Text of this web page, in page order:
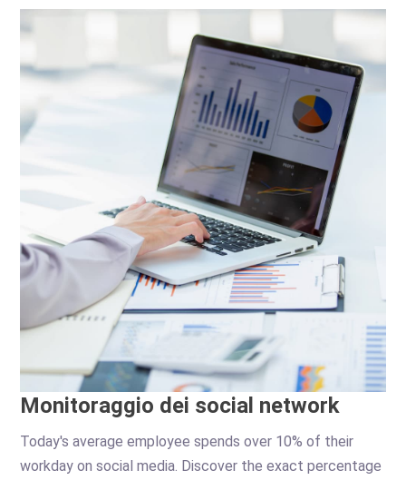
Monitoraggio dei social network
Today's average employee spends over 10% of their
workday on social media. Discover the exact percentage